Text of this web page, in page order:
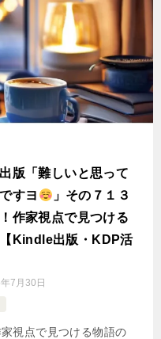
版「難しいと思って
すヨ
」その７１３
作家視点で見つける
Kindle出版・KDP活
7月30日
視点で見つける物語の